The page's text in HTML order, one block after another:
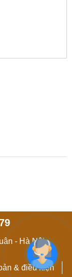
- Hà Nội
& điều kiện